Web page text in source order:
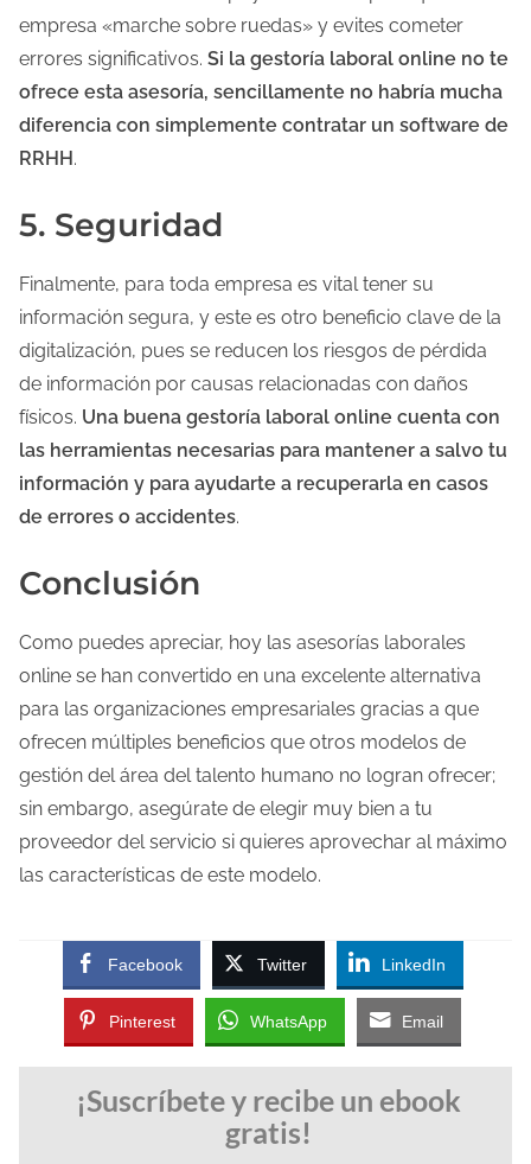
empresa «marche sobre ruedas» y evites cometer
errores significativos. Si la gestoría laboral online no te
ofrece esta asesoría, sencillamente no habría mucha
diferencia con simplemente contratar un software de
RRHH.
5. Seguridad
Finalmente, para toda empresa es vital tener su
información segura, y este es otro beneficio clave de la
digitalización, pues se reducen los riesgos de pérdida
de información por causas relacionadas con daños
físicos. Una buena gestoría laboral online cuenta con
las herramientas necesarias para mantener a salvo tu
información y para ayudarte a recuperarla en casos
de errores o accidentes.
Conclusión
Como puedes apreciar, hoy las asesorías laborales
online se han convertido en una excelente alternativa
para las organizaciones empresariales gracias a que
ofrecen múltiples beneficios que otros modelos de
gestión del área del talento humano no logran ofrecer;
sin embargo, asegúrate de elegir muy bien a tu
proveedor del servicio si quieres aprovechar al máximo
las características de este modelo.
Facebook Twitter LinkedIn
Pinterest WhatsApp Email